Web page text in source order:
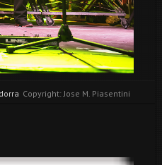
Copyright: Jose M. Piasentini